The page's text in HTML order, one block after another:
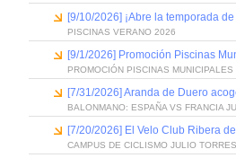
[9/10/2026] ¡Abre la temporada
PISCINAS VERANO 2026
[9/1/2026] Promoción Piscinas
PROMOCIÓN PISCINAS
[7/31/2026] Aranda de Duero
BALONMANO: ESPAÑA VS FRANCIA
[7/20/2026] El Velo Club Ribera
CAMPUS DE CICLISMO JULIO